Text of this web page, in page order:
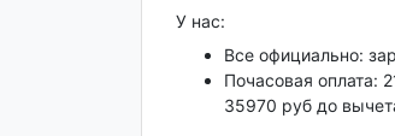
У нас:
Все официально:
Почасовая оплата:
35970 руб до